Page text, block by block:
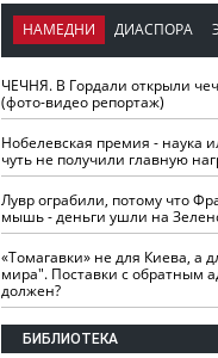
НАМЕДНИ ДИАСПОРА
ЧЕЧНЯ. В Гордали открыли
(фото-видео репортаж)
Нобелевская премия - наука
чуть не получили главную
Лувр ограбили, потому что
мышь - деньги ушли на
«Томагавки» не для Киева, а
мира". Поставки с обратным
должен?
БИБЛИОТЕКА